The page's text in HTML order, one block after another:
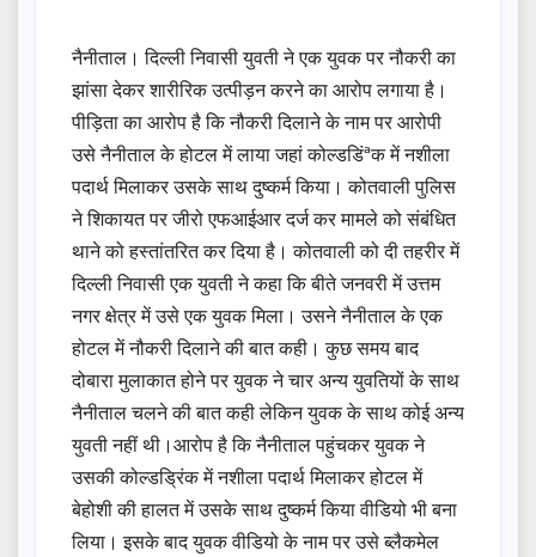
नैनीताल। दिल्ली निवासी युवती ने एक युवक पर नौकरी का
झांसा देकर शारीरिक उत्पीड़न करने का आरोप लगाया है।
पीड़िता का आरोप है कि नौकरी दिलाने के नाम पर आरोपी
उसे नैनीताल के होटल में लाया जहां कोल्डडिंªक में नशीला
पदार्थ मिलाकर उसके साथ दुष्कर्म किया। कोतवाली पुलिस
ने शिकायत पर जीरो एफआईआर दर्ज कर मामले को संबंधित
थाने को हस्तांतरित कर दिया है। कोतवाली को दी तहरीर में
दिल्ली निवासी एक युवती ने कहा कि बीते जनवरी में उत्तम
नगर क्षेत्र में उसे एक युवक मिला। उसने नैनीताल के एक
होटल में नौकरी दिलाने की बात कही। कुछ समय बाद
दोबारा मुलाकात होने पर युवक ने चार अन्य युवतियों के साथ
नैनीताल चलने की बात कही लेकिन युवक के साथ कोई अन्य
युवती नहीं थी।आरोप है कि नैनीताल पहुंचकर युवक ने
उसकी कोल्डड्रिंक में नशीला पदार्थ मिलाकर होटल में
बेहोशी की हालत में उसके साथ दुष्कर्म किया वीडियो भी बना
लिया। इसके बाद युवक वीडियो के नाम पर उसे ब्लैकमेल